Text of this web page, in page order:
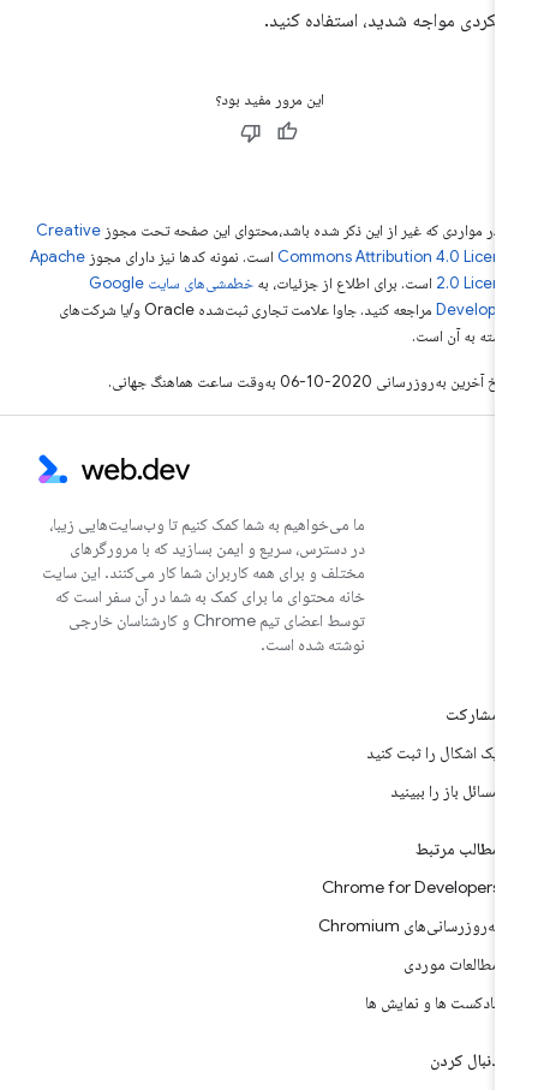
مواجه شدید، استفاده کنید.
این مرور مفید بود؟
در مواردی که غیر از این ذکر شده باشد،‌محتوای این صفحه تحت مجوزCreative
Commons Attribution 4.0است. نمونه کدها نیز دارای مجوزApache
2.0است. برای اطلاع از جزئیات، به
خطمشی‌های سایت Google
مراجعه کنید. جاوا علامت تجاری ثبت‌شده Oracle و/یا شرکت‌های
به آن است.
آخرین به‌روزرسانی 2020-10-06 به‌وقت ساعت هماهنگ جهانی.
ما می‌خواهیم به شما کمک کنیم تا وب‌سایت‌هایی زیبا،
در دسترس، سریع و ایمن بسازید که با مرورگرهای
مختلف و برای همه کاربران شما کار می‌کنند. این سایت
خانه محتوای ما برای کمک به شما در آن سفر است که
توسط اعضای تیم Chrome و کارشناسان خارجی
نوشته شده است.
مشارکت
یک اشکال را ثبت کنید
مسائل باز را ببینید
مطالب مرتبط
Chrome for Developers
به‌روزرسانی‌های Chromium
مطالعات موردی
پادکست ها و نمایش ها
دنبال کردن